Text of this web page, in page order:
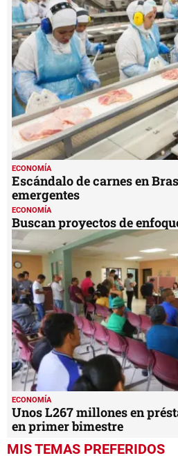
ECONOMÍA
Escándalo de carnes en
emergentes
ECONOMÍA
Buscan proyectos de
ECONOMÍA
Unos L267 millones en
en primer bimestre
MIS TEMAS PREFERIDOS